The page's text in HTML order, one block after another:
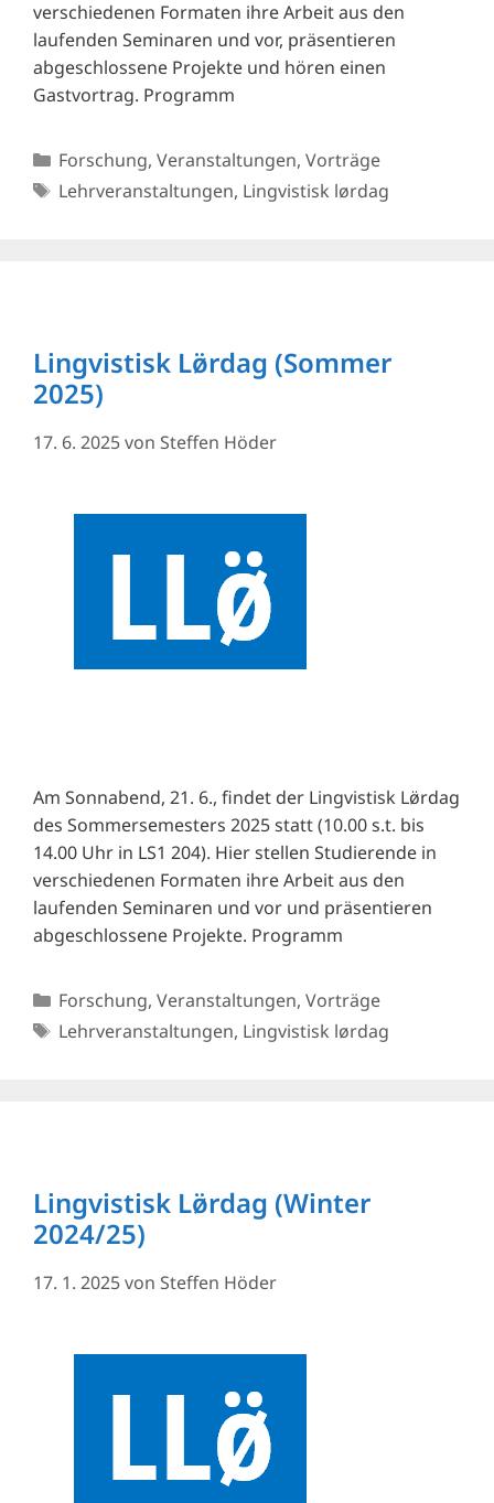
verschiedenen Formaten ihre Arbeit aus den
laufenden Seminaren und vor, präsentieren
abgeschlossene Projekte und hören einen
Gastvortrag. Programm
Kategorien
Forschung, Veranstaltungen, Vorträge
Schlagwörter
Lehrveranstaltungen, Lingvistisk lørdag
Lingvistisk Lø̈rdag (Sommer
2025)
17. 6. 2025von Steffen Höder
Am Sonnabend, 21. 6., findet der Lingvistisk Lø̈rdag
des Sommersemesters 2025 statt (10.00 s.t. bis
14.00 Uhr in LS1 204). Hier stellen Studierende in
verschiedenen Formaten ihre Arbeit aus den
laufenden Seminaren und vor und präsentieren
abgeschlossene Projekte. Programm
Kategorien
Forschung, Veranstaltungen, Vorträge
Schlagwörter
Lehrveranstaltungen, Lingvistisk lørdag
Lingvistisk Lø̈rdag (Winter
2024/25)
17. 1. 2025von Steffen Höder